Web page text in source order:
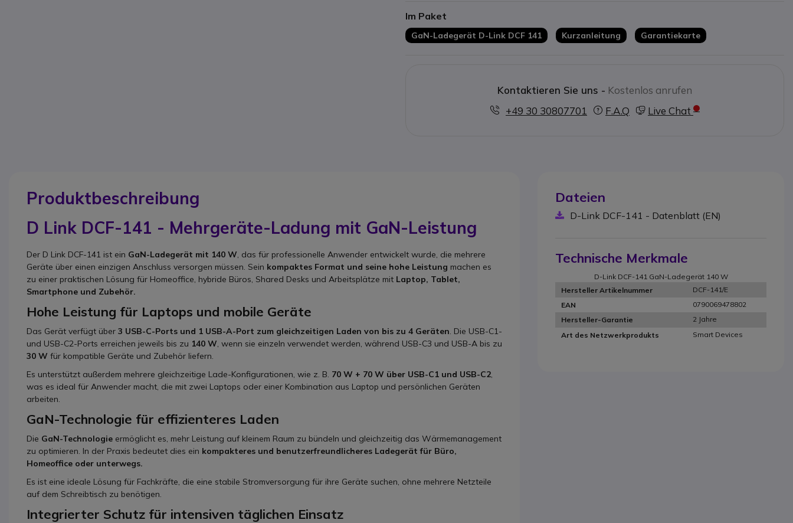
Thermomanagement
Intelligente Leistungsverteilung je nach Gerätetyp
Erweiterter Schutz gegen Überstrom, Überspannung, Überladung,
Im Paket
GaN-Ladegerät D-Link DCF 141 Kurzanleitung Garantiekarte
Kontaktieren Sie uns - Kostenlos anrufen
+49 30 30807701
F.A.Q Live Chat
Produktbeschreibung
D Link DCF-141 - Mehrgeräte-Ladung mit GaN-Leistung
Der D Link DCF-141 ist ein GaN-Ladegerät mit 140 W, das für professionelle Anwender entwickelt wurde, die mehrere
Geräte über einen einzigen Anschluss versorgen müssen. Sein kompaktes Format und seine hohe Leistung machen es
zu einer praktischen Lösung für Homeoffice, hybride Büros, Shared Desks und Arbeitsplätze mit Laptop, Tablet,
Smartphone und Zubehör.
Hohe Leistung für Laptops und mobile Geräte
Das Gerät verfügt über 3 USB-C-Ports und 1 USB-A-Port zum gleichzeitigen Laden von bis zu 4 Geräten. Die USB-C1-
und USB-C2-Ports erreichen jeweils bis zu 140 W, wenn sie einzeln verwendet werden, während USB-C3 und USB-A bis zu
30 W für kompatible Geräte und Zubehör liefern.
Es unterstützt außerdem mehrere gleichzeitige Lade-Konfigurationen, wie z. B. 70 W + 70 W über USB-C1 und USB-C2,
was es ideal für Anwender macht, die mit zwei Laptops oder einer Kombination aus Laptop und persönlichen Geräten
arbeiten.
GaN-Technologie für effizienteres Laden
Die GaN-Technologie ermöglicht es, mehr Leistung auf kleinem Raum zu bündeln und gleichzeitig das Wärmemanagement
zu optimieren. In der Praxis bedeutet dies ein kompakteres und benutzerfreundlicheres Ladegerät für Büro,
Homeoffice oder unterwegs.
Es ist eine ideale Lösung für Fachkräfte, die eine stabile Stromversorgung für ihre Geräte suchen, ohne mehrere Netzteile
auf dem Schreibtisch zu benötigen.
Integrierter Schutz für intensiven täglichen Einsatz
Dateien
D-Link DCF-141 - Datenblatt (EN)
Technische Merkmale
D-Link DCF-141 GaN-Ladegerät 140 W
Hersteller Artikelnummer
DCF-141/E
EAN
0790069478802
Hersteller-Garantie
2 Jahre
Art des Netzwerkprodukts
Smart Devices